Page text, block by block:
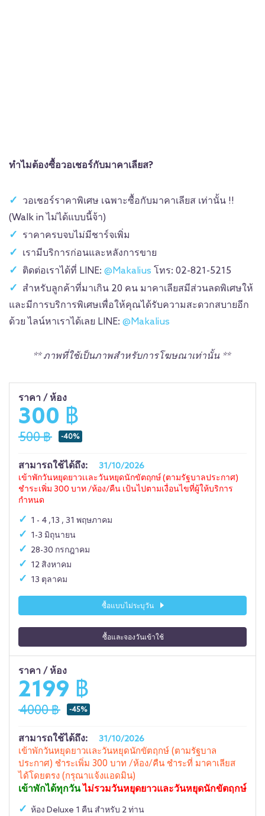
ทำไมต้องซื้อวอเชอร์กับมาคาเลียส?
วอเชอร์ราคาพิเศษ เฉพาะซื้อกับมาคาเลียส เท่านั้น !!
(Walk in ไม่ได้แบบนี้จ้า)
ราคาครบจบไม่มีชาร์จเพิ่ม
เรามีบริการก่อนและหลังการขาย
ติดต่อเราได้ที่ LINE: @Makalius โทร: 02-821-5215
สำหรับลูกค้าที่มาเกิน 20 คน มาคาเลียสมีส่วนลดพิเศษให้
และมีการบริการพิเศษเพื่อให้คุณได้รับความสะดวกสบายอีก
ด้วย ไลน์หาเราได้เลย LINE: @Makalius
** ภาพที่ใช้เป็นภาพสำหรับการโฆษณาเท่านั้น **
ราคา / ห้อง
300 ฿
500 ฿ -40%
สามารถใช้ได้ถึง:
31/10/2026
เข้าพักวันหยุดยาวเเละวันหยุดนักขัตฤกษ์ (ตามรัฐบาลประกาศ)
ชำระเพิ่ม 300 บาท /ห้อง/คืน เป้นไปตามเงื่อนไขที่ผู้ให้บริการ
กำหนด
1 - 4 ,13 , 31 พฤษภาคม
1-3 มิถุนายน
28-30 กรกฎาคม
12 สิงหาคม
13 ตุลาคม
ซื้อแบบไม่ระบุวัน
ซื้อและจองวันเข้าใช้
ราคา / ห้อง
2199 ฿
4000 ฿ -45%
สามารถใช้ได้ถึง: 31/10/2026
เข้าพักวันหยุดยาวเเละวันหยุดนักขัตฤกษ์ (ตามรัฐบาล
ประกาศ) ชำระเพิ่ม 300 บาท /ห้อง/คืน ชำระที่ มาคาเลียส
ได้โดยตรง (กรุณาแจ้งแอดมิน)
เข้าพักได้ทุกวันไม่รวมวันหยุดยาวและวันหยุดนักขัตฤกษ์
ห้อง Deluxe 1 คืน สำหรับ 2 ท่าน